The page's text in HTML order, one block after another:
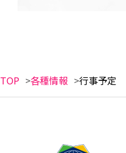
TOP 各種情報 行事予定